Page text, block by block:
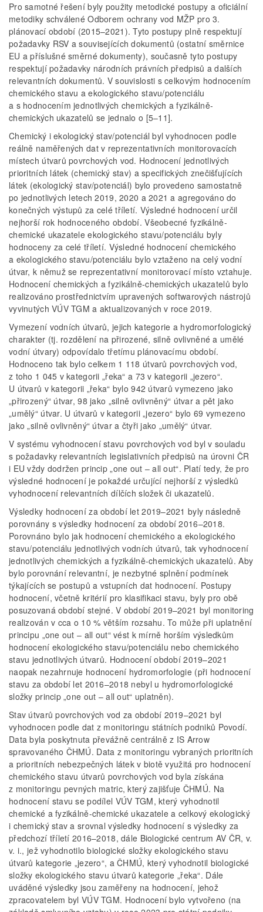
Pro samotné řešení byly použity metodické postupy a oficiální
metodiky schválené Odborem ochrany vod MŽP pro 3.
plánovací období (2015–2021). Tyto postupy plně respektují
požadavky RSV a souvisejících dokumentů (ostatní směrnice
EU a příslušné směrné dokumenty), současně tyto postupy
respektují požadavky národních právních předpisů a dalších
relevantních dokumentů. V souvislosti s celkovým hodnocením
chemického stavu a ekologického stavu/potenciálu
a s hodnocením jednotlivých chemických a fyzikálně-
chemických ukazatelů se jednalo o [5–11].
Chemický i ekologický stav/potenciál byl vyhodnocen podle
reálně naměřených dat v reprezentativních monitorovacích
místech útvarů povrchových vod. Hodnocení jednotlivých
prioritních látek (chemický stav) a specifických znečišťujících
látek (ekologický stav/potenciál) bylo provedeno samostatně
po jednotlivých letech 2019, 2020 a 2021 a agregováno do
konečných výstupů za celé tříletí. Výsledné hodnocení určil
nejhorší rok hodnoceného období. Všeobecné fyzikálně-
chemické ukazatele ekologického stavu/potenciálu byly
hodnoceny za celé tříletí. Výsledné hodnocení chemického
a ekologického stavu/potenciálu bylo vztaženo na celý vodní
útvar, k němuž se reprezentativní monitorovací místo vztahuje.
Hodnocení chemických a fyzikálně-chemických ukazatelů bylo
realizováno prostřednictvím upravených softwarových nástrojů
vyvinutých VÚV TGM a aktualizovaných v roce 2019.
Vymezení vodních útvarů, jejich kategorie a hydromorfologický
charakter (tj. rozdělení na přirozené, silně ovlivněné a umělé
vodní útvary) odpovídalo třetímu plánovacímu období.
Hodnoceno tak bylo celkem 1 118 útvarů povrchových vod,
z toho 1 045 v kategorii „řeka“ a 73 v kategorii „jezero“.
U útvarů v kategorii „řeka“ bylo 942 útvarů vymezeno jako
„přirozený“ útvar, 98 jako „silně ovlivněný“ útvar a pět jako
„umělý“ útvar. U útvarů v kategorii „jezero“ bylo 69 vymezeno
jako „silně ovlivněný“ útvar a čtyři jako „umělý“ útvar.
V systému vyhodnocení stavu povrchových vod byl v souladu
s požadavky relevantních legislativních předpisů na úrovni ČR
i EU vždy dodržen princip „one out – all out“. Platí tedy, že pro
výsledné hodnocení je pokaždé určující nejhorší z výsledků
vyhodnocení relevantních dílčích složek či ukazatelů.
Výsledky hodnocení za období let 2019–2021 byly následně
porovnány s výsledky hodnocení za období 2016–2018.
Porovnáno bylo jak hodnocení chemického a ekologického
stavu/potenciálu jednotlivých vodních útvarů, tak vyhodnocení
jednotlivých chemických a fyzikálně-chemických ukazatelů. Aby
bylo porovnání relevantní, je nezbytné splnění podmínek
týkajících se postupů a vstupních dat hodnocení. Postupy
hodnocení, včetně kritérií pro klasifikaci stavu, byly pro obě
posuzovaná období stejné. V období 2019–2021 byl monitoring
realizován v cca o 10 % větším rozsahu. To může při uplatnění
principu „one out – all out“ vést k mírně horším výsledkům
hodnocení ekologického stavu/potenciálu nebo chemického
stavu jednotlivých útvarů. Hodnocení období 2019–2021
naopak nezahrnuje hodnocení hydromorfologie (při hodnocení
stavu za období let 2016–2018 nebyl u hydromorfologické
složky princip „one out – all out“ uplatněn).
Stav útvarů povrchových vod za období 2019–2021 byl
vyhodnocen podle dat z monitoringu státních podniků Povodí.
Data byla poskytnuta převážně centrálně z IS Arrow
spravovaného ČHMÚ. Data z monitoringu vybraných prioritních
a prioritních nebezpečných látek v biotě využitá pro hodnocení
chemického stavu útvarů povrchových vod byla získána
z monitoringu pevných matric, který zajišťuje ČHMÚ. Na
hodnocení stavu se podílel VÚV TGM, který vyhodnotil
chemické a fyzikálně-chemické ukazatele a celkový ekologický
i chemický stav a srovnal výsledky hodnocení s výsledky za
předchozí tříletí 2016–2018, dále Biologické centrum AV ČR, v.
v. i., jež vyhodnotilo biologické složky ekologického stavu
útvarů kategorie „jezero“, a ČHMÚ, který vyhodnotil biologické
složky ekologického stavu útvarů kategorie „řeka“. Dále
uváděné výsledky jsou zaměřeny na hodnocení, jehož
zpracovatelem byl VÚV TGM. Hodnocení bylo vytvořeno (na